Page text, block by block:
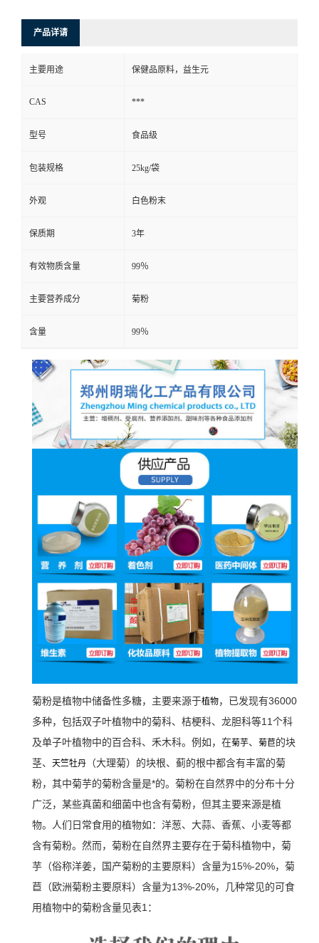
产品详请
主要用途 保健品原料，益生元
CAS ***
型号 食品级
包装规格 25kg/袋
外观 白色粉末
保质期 3年
有效物质含量 99％
主要营养成分 菊粉
含量 99％
菊粉是植物中储备性多糖，主要来源于植物，已发现有36000
多种，包括双子叶植物中的菊科、桔梗科、龙胆科等11个科
及单子叶植物中的百合科、禾木科。例如，在菊芋、 菊苣的块
茎、 天竺牡丹 （大理菊）的块根、蓟的根中都含有丰富的菊
粉，其中菊芋的菊粉含量是*的。 菊粉在自然界中的分布十分
广泛，某些真菌和细菌中也含有菊粉，但其主要来源是植
物。人们日常食用的植物如：洋葱、大蒜、香蕉、小麦等都
含有菊粉。然而，菊粉在自然界主要存在于菊科植物中，菊
芋（俗称洋姜，国产菊粉的主要原料）含量为15%-20%，菊
苣（欧洲菊粉主要原料）含量为13%-20%，几种常见的可食
用植物中的菊粉含量见表1：